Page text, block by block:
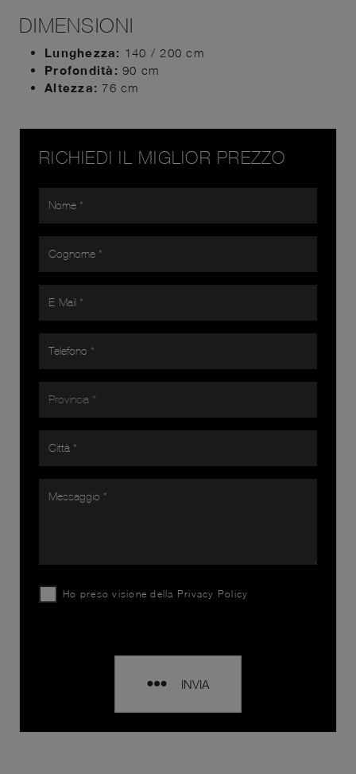
DIMENSIONI
Lunghezza: 140 / 200 cm
Profondità: 90 cm
Altezza: 76 cm
RICHIEDI IL MIGLIOR PREZZO
Ho preso visione della Privacy Policy
INVIA